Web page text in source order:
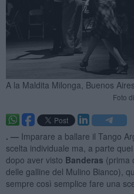
A la Maldita Milonga, Buenos Aires
Foto
. — Imparare a ballare il Tango
scelta individuale ma, a parte
dopo aver visto Banderas (prima
delle galline del Mulino Bianco),
sempre così semplice fare una